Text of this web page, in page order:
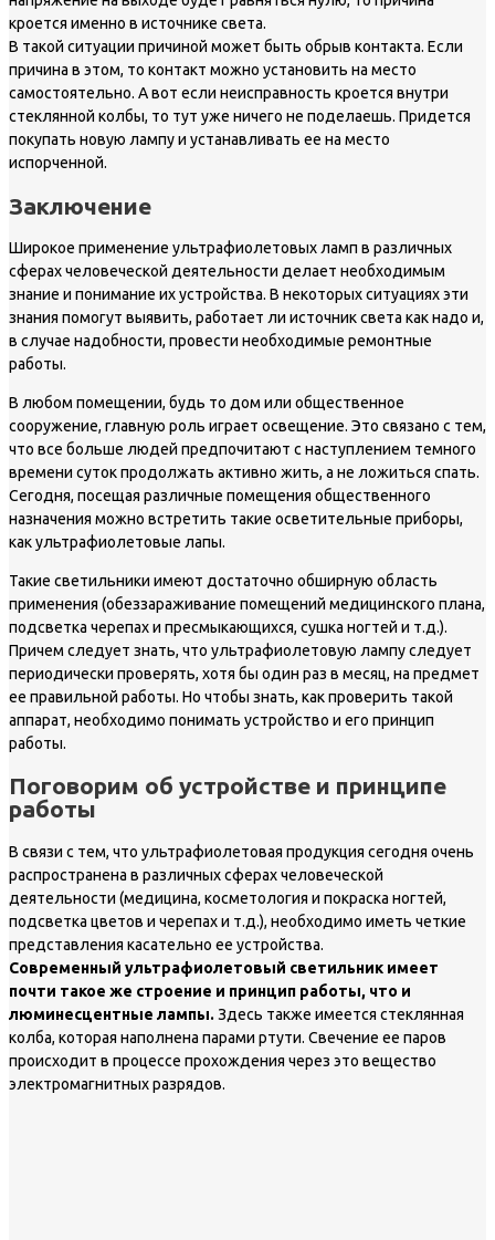
кроется именно в источнике света.
В такой ситуации причиной может быть обрыв контакта. Если
причина в этом, то контакт можно установить на место
самостоятельно. А вот если неисправность кроется внутри
стеклянной колбы, то тут уже ничего не поделаешь. Придется
покупать новую лампу и устанавливать ее на место
испорченной.
Заключение
Широкое применение ультрафиолетовых ламп в различных
сферах человеческой деятельности делает необходимым
знание и понимание их устройства. В некоторых ситуациях эти
знания помогут выявить, работает ли источник света как надо и,
в случае надобности, провести необходимые ремонтные
работы.
В любом помещении, будь то дом или общественное
сооружение, главную роль играет освещение. Это связано с тем,
что все больше людей предпочитают с наступлением темного
времени суток продолжать активно жить, а не ложиться спать.
Сегодня, посещая различные помещения общественного
назначения можно встретить такие осветительные приборы,
как ультрафиолетовые лапы.
Такие светильники имеют достаточно обширную область
применения (обеззараживание помещений медицинского плана,
подсветка черепах и пресмыкающихся, сушка ногтей и т.д.).
Причем следует знать, что ультрафиолетовую лампу следует
периодически проверять, хотя бы один раз в месяц, на предмет
ее правильной работы. Но чтобы знать, как проверить такой
аппарат, необходимо понимать устройство и его принцип
работы.
Поговорим об устройстве и принципе
работы
В связи с тем, что ультрафиолетовая продукция сегодня очень
распространена в различных сферах человеческой
деятельности (медицина, косметология и покраска ногтей,
подсветка цветов и черепах и т.д.), необходимо иметь четкие
представления касательно ее устройства.
Современный ультрафиолетовый светильник имеет
почти такое же строение и принцип работы, что и
люминесцентные лампы. Здесь также имеется стеклянная
колба, которая наполнена парами ртути. Свечение ее паров
происходит в процессе прохождения через это вещество
электромагнитных разрядов.